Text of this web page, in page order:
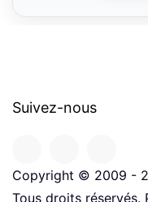
Suivez-nous
Copyright © 2009 -
Tous droits réservés.